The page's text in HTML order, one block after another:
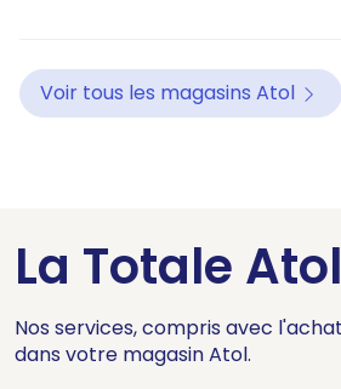
Voir tous les magasins Atol
La Totale Atol
Nos services, compris avec
dans votre magasin Atol.